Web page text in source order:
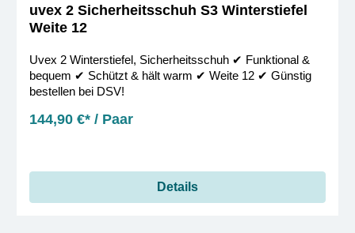
uvex 2 Sicherheitsschuh S3 Winterstiefel
Weite 12
Uvex 2 Winterstiefel, Sicherheitsschuh ✔︎ Funktional &
bequem ✔︎ Schützt & hält warm ✔︎ Weite 12 ✔︎ Günstig
bestellen bei DSV!
144,90 €* / Paar
Details